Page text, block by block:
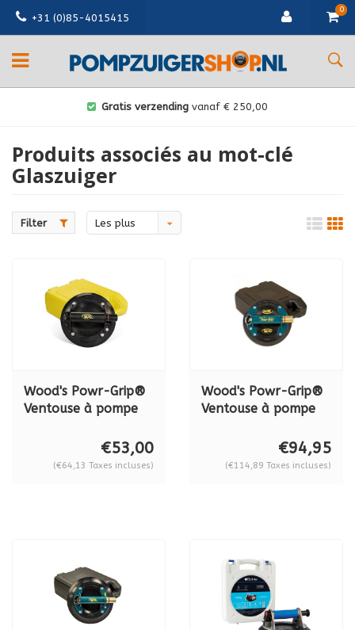
+31 (0)85-4015415
0
Gratis verzending vanaf € 250,00
Produits associés au mot-clé
Glaszuiger
Filter
Les plus
Wood's Powr-Grip®
Ventouse à pompe
€53,00
(€64,13 Taxes incluses)
Wood's Powr-Grip®
Ventouse à pompe
€94,95
(€114,89 Taxes incluses)